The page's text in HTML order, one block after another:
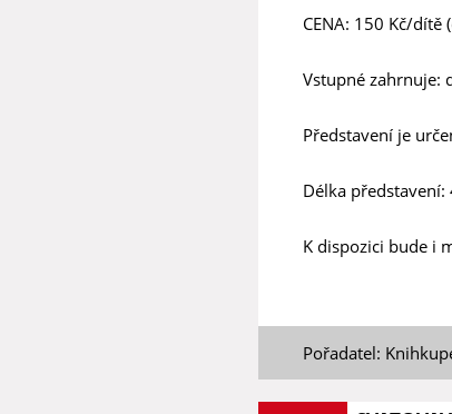
CENA: 150 Kč/dítě
Vstupné zahrnuje:
Představení je
Délka
K dispozici bude i
Pořadatel: